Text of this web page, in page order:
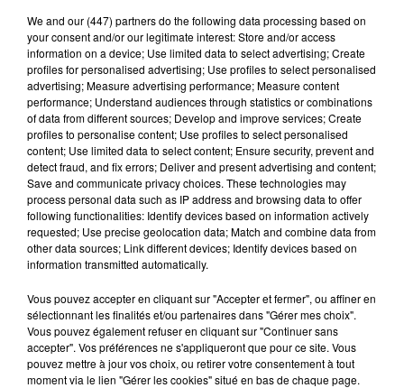
Lecture (2 min 22 sec)
100%
3 novembre 2023 - 2 min 22 sec
LES INFOS DU GERS DU 03/11/2023 À 10H00
We and our (447) partnersdo the following data processing based on
your consent and/or our legitimate interest: Store and/or access
information on a device; Use limited data to select advertising; Create
profiles for personalised advertising; Use profiles to select personalised
advertising; Measure advertising performance; Measure content
performance; Understand audiences through statistics or combinations
of data from different sources; Develop and improve services; Create
profiles to personalise content; Use profiles to select personalised
content; Use limited data to select content; Ensure security, prevent and
detect fraud, and fix errors; Deliver and present advertising and content;
Save and communicate privacy choices. These technologies may
process personal data such as IP address and browsing data to offer
following functionalities: Identify devices based on information actively
requested; Use precise geolocation data; Match and combine data from
other data sources; Link different devices; Identify devices based on
information transmitted automatically.
Vous pouvez accepter en cliquant sur "Accepter et fermer", ou affiner en
sélectionnant les finalités et/ou partenaires dans "Gérer mes choix".
Vous pouvez également refuser en cliquant sur "Continuer sans
accepter". Vos préférences ne s'appliqueront que pour ce site. Vous
pouvez mettre à jour vos choix, ou retirer votre consentement à tout
moment via le lien "Gérer les cookies" situé en bas de chaque page.